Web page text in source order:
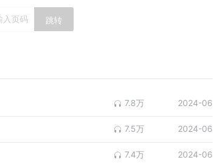
跳转
7.8万 2024-06
7.5万 2024-06
7.4万 2024-06